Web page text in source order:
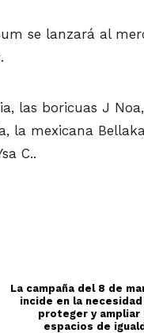
se lanzará al
las boricuas J
la mexicana
C..
La campaña del 8 de
incide en la necesidad
proteger y ampliar
espacios de